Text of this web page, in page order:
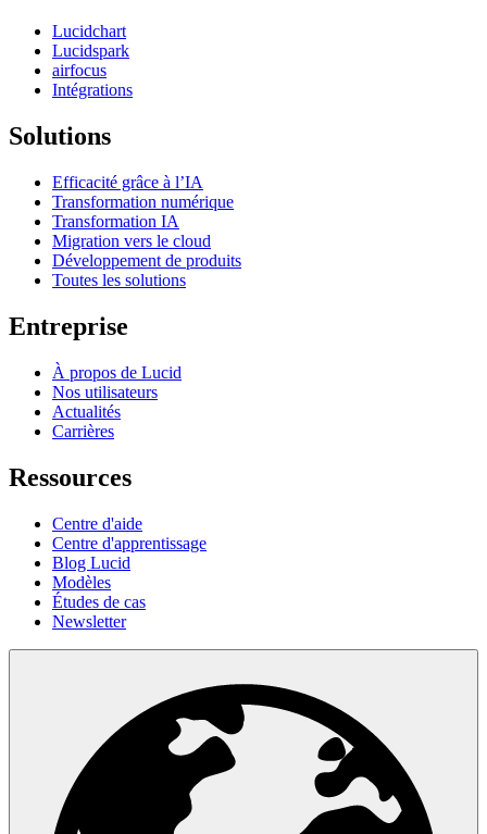
Lucidchart
Lucidspark
airfocus
Intégrations
Solutions
Efficacité grâce à l’IA
Transformation numérique
Transformation IA
Migration vers le cloud
Développement de produits
Toutes les solutions
Entreprise
À propos de Lucid
Nos utilisateurs
Actualités
Carrières
Ressources
Centre d'aide
Centre d'apprentissage
Blog Lucid
Modèles
Études de cas
Newsletter